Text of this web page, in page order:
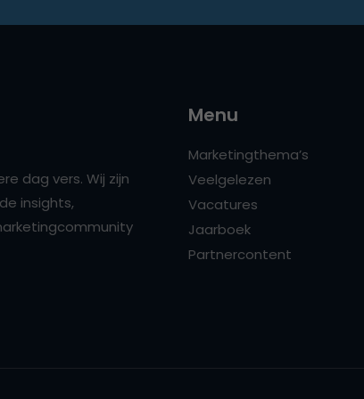
dag vers. Wij zijn
insights,
Menu
Marketingthema’s
Veelgelezen
Vacatures
Jaarboek
Partnercontent